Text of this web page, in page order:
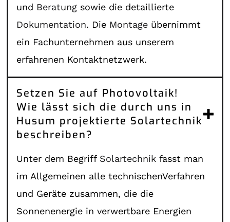
und Beratung sowie die detaillierte
Dokumentation. Die Montage übernimmt
ein Fachunternehmen aus unserem
erfahrenen Kontaktnetzwerk.
Setzen Sie auf Photovoltaik!
Wie lässt sich die durch uns in
Husum projektierte Solartechnik
beschreiben?
Unter dem Begriff Solartechnik fasst man
im Allgemeinen alle technischenVerfahren
und Geräte zusammen, die die
Sonnenenergie in verwertbare Energien